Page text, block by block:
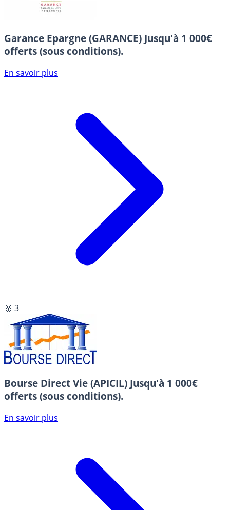
Garance Epargne (GARANCE) Jusqu'à 1 000€
offerts (sous conditions).
En savoir plus
🥉 3
Bourse Direct Vie (APICIL) Jusqu'à 1 000€
offerts (sous conditions).
En savoir plus